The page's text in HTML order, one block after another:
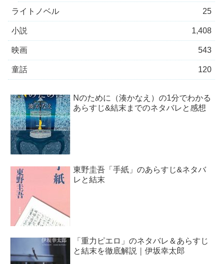
ライトノベル 25
小説 1,408
映画 543
童話 120
Nのために（湊かなえ）の1分でわかる
あらすじ&結末までのネタバレと感想
東野圭吾「手紙」のあらすじ&ネタバ
レと結末
「重力ピエロ」のネタバレ＆あらすじ
と結末を徹底解説｜伊坂幸太郎